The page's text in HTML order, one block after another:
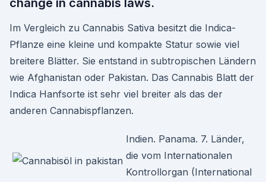
change in cannabis laws.
Im Vergleich zu Cannabis Sativa besitzt die Indica-
Pflanze eine kleine und kompakte Statur sowie viel
breitere Blätter. Sie entstand in subtropischen Ländern
wie Afghanistan oder Pakistan. Das Cannabis Blatt der
Indica Hanfsorte ist sehr viel breiter als das der
anderen Cannabispflanzen.
Indien. Panama. 7. Länder,
die vom Internationalen
Kontrollorgan (International